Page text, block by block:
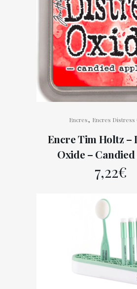
Encres, Encres Distress
Encre Tim Holtz –
Oxide –
7,22€